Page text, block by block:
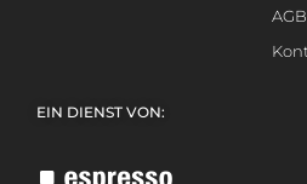
AGB
EIN DIENST VON: